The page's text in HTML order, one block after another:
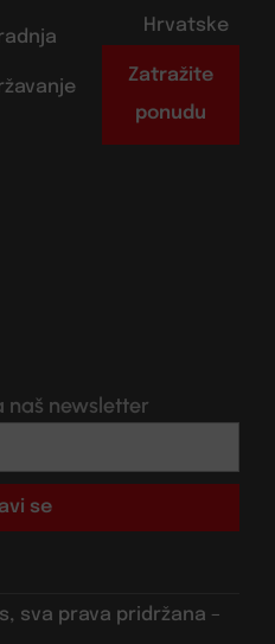
Hrvatske
Zatražite
ponudu
naš newsletter
se
sva prava pridržana –